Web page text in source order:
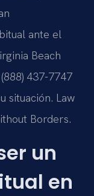
ante el
Beach
437-7747
situación. Law
Borders.
un
en